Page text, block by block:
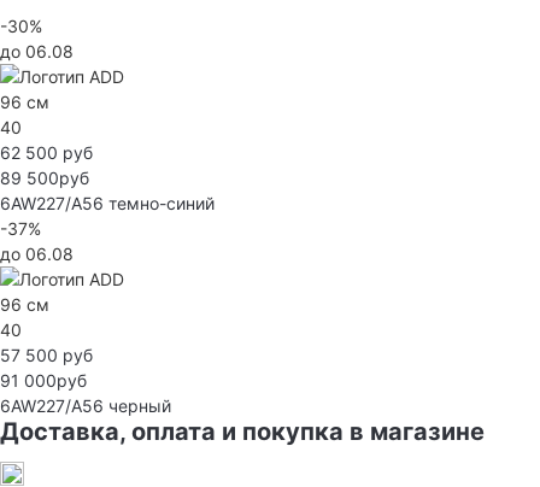
-30%
до 06.08
96 см
40
62 500 руб
89 500руб
6AW227/A56 темно-синий
-37%
до 06.08
96 см
40
57 500 руб
91 000руб
6AW227/A56 черный
Доставка, оплата и покупка в магазине